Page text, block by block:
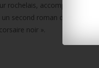
rochelais, accompagné
second roman destiné
noir ».